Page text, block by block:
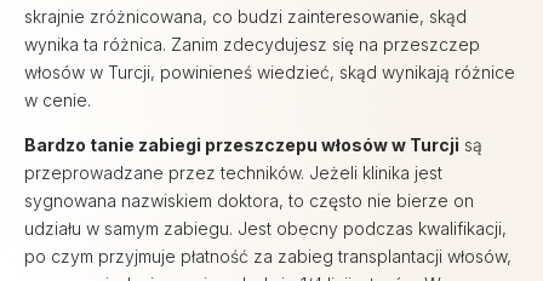
skrajnie zróżnicowana, co budzi zainteresowanie, skąd
wynika ta różnica. Zanim zdecydujesz się na przeszczep
włosów w Turcji, powinieneś wiedzieć, skąd wynikają różnice
w cenie.
Bardzo tanie zabiegi przeszczepu włosów w Turcji są
przeprowadzane przez techników. Jeżeli klinika jest
sygnowana nazwiskiem doktora, to często nie bierze on
udziału w samym zabiegu. Jest obecny podczas kwalifikacji,
po czym przyjmuje płatność za zabieg transplantacji włosów,